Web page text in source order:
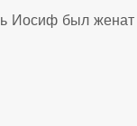
Иосиф был